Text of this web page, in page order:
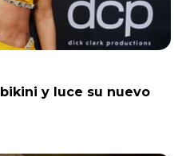
y luce su nuevo